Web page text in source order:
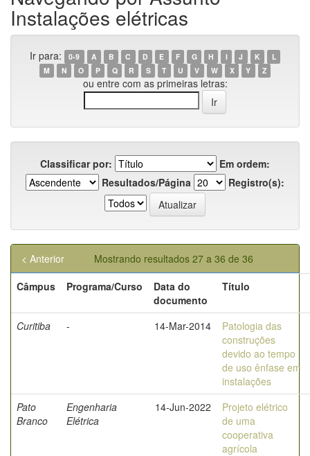
Instalações elétricas
Ir para: 0-9 A B C D E F G H I J K
L
M
N O P Q R S T U V W X Y Z
ou entre com as primeiras letras:
Classificar por:
Em ordem:
Resultados/Página
Registro(s):
Mostrando resultados 27 a 36 de 36
< Anterior
Câmpus
Programa/Curso
Data do
documento
Título
Curitiba - 14-Mar-2014
Patologia das
construções
devido ao tempo
de uso ênfase em
instalações
Pato
Branco
Engenharia
Elétrica
14-Jun-2022
Projeto elétrico
de uma
cooperativa
agrícola